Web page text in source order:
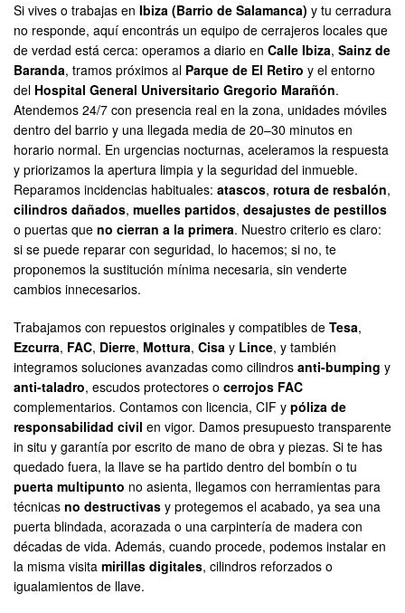
Si vives o trabajas en Ibiza (Barrio de Salamanca) y tu cerradura
no responde, aquí encontrás un equipo de cerrajeros locales que
de verdad está cerca: operamos a diario en Calle Ibiza, Sainz de
Baranda, tramos próximos al Parque de El Retiro y el entorno
del Hospital General Universitario Gregorio Marañón.
Atendemos 24/7 con presencia real en la zona, unidades móviles
dentro del barrio y una llegada media de 20–30 minutos en
horario normal. En urgencias nocturnas, aceleramos la respuesta
y priorizamos la apertura limpia y la seguridad del inmueble.
Reparamos incidencias habituales: atascos, rotura de resbalón,
cilindros dañados, muelles partidos, desajustes de pestillos
o puertas que no cierran a la primera. Nuestro criterio es claro:
si se puede reparar con seguridad, lo hacemos; si no, te
proponemos la sustitución mínima necesaria, sin venderte
cambios innecesarios.
Trabajamos con repuestos originales y compatibles de Tesa,
Ezcurra, FAC, Dierre, Mottura, Cisa y Lince, y también
integramos soluciones avanzadas como cilindros anti-bumping y
anti-taladro, escudos protectores o cerrojos FAC
complementarios. Contamos con licencia, CIF y póliza de
responsabilidad civil en vigor. Damos presupuesto transparente
in situ y garantía por escrito de mano de obra y piezas. Si te has
quedado fuera, la llave se ha partido dentro del bombín o tu
puerta multipunto no asienta, llegamos con herramientas para
técnicas no destructivas y protegemos el acabado, ya sea una
puerta blindada, acorazada o una carpintería de madera con
décadas de vida. Además, cuando procede, podemos instalar en
la misma visita mirillas digitales, cilindros reforzados o
igualamientos de llave.